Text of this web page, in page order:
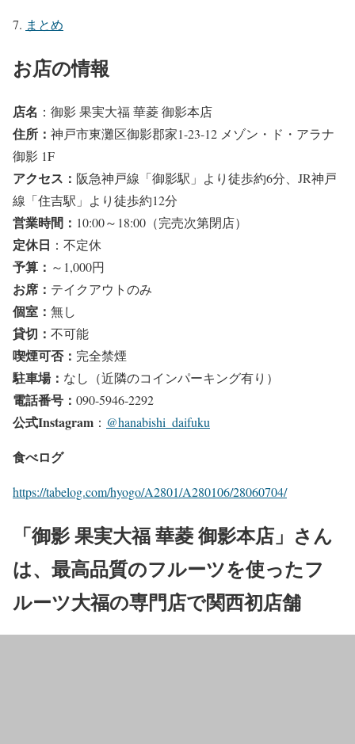
まとめ
お店の情報
店名 ：御影 果実大福 華菱 御影本店
住所 ： 神戸市東灘区御影郡家1-23-12 メゾン・ド・アラナ
御影 1F
アクセス ： 阪急神戸線「御影駅」より徒歩約6分、JR神戸
線「住吉駅」より徒歩約12分
営業時間 ： 10:00～18:00（完売次第閉店）
定休日 ：不定休
予算 ： ～1,000円
お席 ： テイクアウトのみ
個室 ： 無し
貸切 ： 不可能
喫煙可否： 完全禁煙
駐車場： なし（近隣のコインパーキング有り）
電話番号 ： 090-5946-2292
公式Instagram ： @hanabishi_daifuku
食べログ
https://tabelog.com/hyogo/A2801/A280106/28060704/
「御影 果実大福 華菱 御影本店」さん
は、最高品質のフルーツを使ったフ
ルーツ大福の専門店で関西初店舗